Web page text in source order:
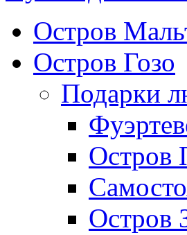
Остров
Остров Гозо
Подарки
Остров
Остров